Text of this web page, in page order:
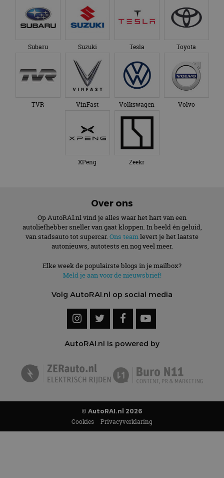
Subaru Suzuki Tesla Toyota
TVR VinFast Volkswagen Volvo
XPeng Zeekr
Over ons
Op AutoRAI.nl vind je alles waar het hart van een
autoliefhebber sneller van gaat kloppen. In beeld én geluid,
van stadsauto tot supercar. Ons teamlevert je het laatste
autonieuws, autotests en nog veel meer.
Elke week de populairste blogs in je mailbox?
Meld je aan voor de nieuwsbrief!
Volg AutoRAI.nl op social media
AutoRAI.nl is powered by
© AutoRAI.nl 2026
Cookies Privacyverklaring